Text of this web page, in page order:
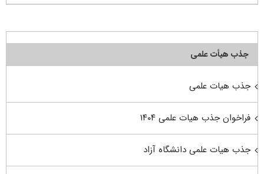
جذب هیأت علمی
جذب هیات علمی
فراخوان جذب هیات علمی ۱۴۰۴
جذب هیات علمی دانشگاه آزاد